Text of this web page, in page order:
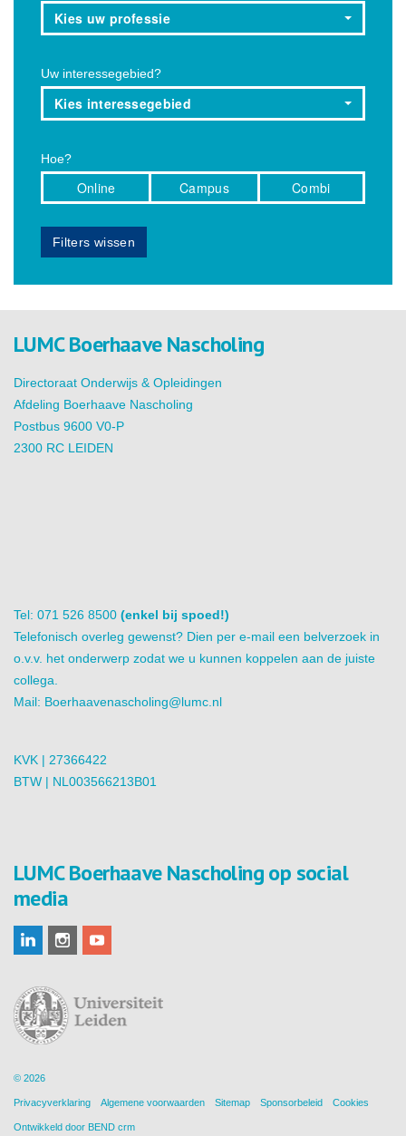
Kies uw professie
Uw interessegebied?
Kies interessegebied
Hoe?
Online Campus Combi
Filters wissen
LUMC Boerhaave Nascholing
Directoraat Onderwijs & Opleidingen
Afdeling Boerhaave Nascholing
Postbus 9600 V0-P
2300 RC LEIDEN
Tel: 071 526 8500 (enkel bij spoed!)
Telefonisch overleg gewenst? Dien per e-mail een belverzoek in
o.v.v. het onderwerp zodat we u kunnen koppelen aan de juiste
collega.
Mail: Boerhaavenascholing@lumc.nl
KVK | 27366422
BTW | NL003566213B01
LUMC Boerhaave Nascholing op social
media
© 2026
Privacyverklaring Algemene voorwaarden Sitemap Sponsorbeleid Cookies
Ontwikkeld door BEND crm